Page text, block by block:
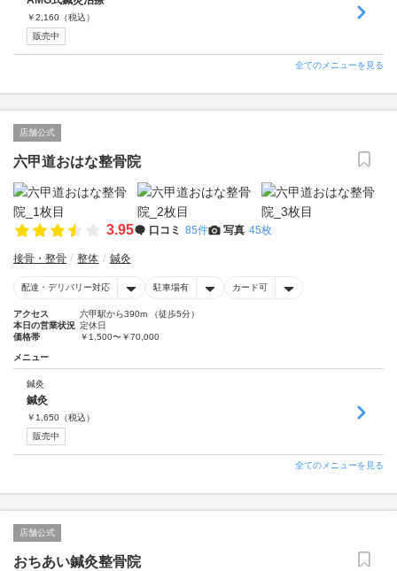
￥2,160 （税込）
販売中
全てのメニューを見る
店舗公式
六甲道おはな整骨院
3.95 口コミ 85件 写真 45枚
接骨・整骨 整体 鍼灸
配達・デリバリー対応 駐車場有 カード可
アクセス
六甲駅から390m （徒歩5分）
本日の営業状況 定休日
価格帯
￥1,500〜￥70,000
メニュー
鍼灸
鍼灸
￥ 1,650 （税込）
販売中
全てのメニューを見る
店舗公式
おちあい鍼灸整骨院